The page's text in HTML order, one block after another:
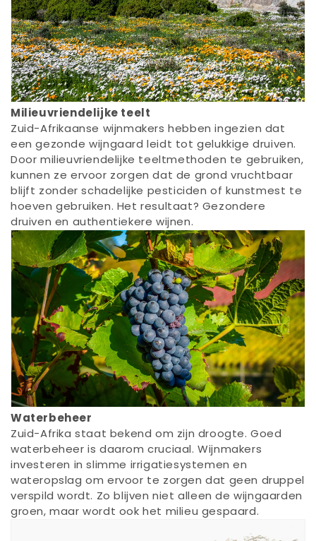
Milieuvriendelijke teelt
Zuid-Afrikaanse wijnmakers hebben ingezien dat
een gezonde wijngaard leidt tot gelukkige druiven.
Door milieuvriendelijke teeltmethoden te gebruiken,
kunnen ze ervoor zorgen dat de grond vruchtbaar
blijft zonder schadelijke pesticiden of kunstmest te
hoeven gebruiken. Het resultaat? Gezondere
druiven en authentiekere wijnen.
Waterbeheer
Zuid-Afrika staat bekend om zijn droogte. Goed
waterbeheer is daarom cruciaal. Wijnmakers
investeren in slimme irrigatiesystemen en
wateropslag om ervoor te zorgen dat geen druppel
verspild wordt. Zo blijven niet alleen de wijngaarden
groen, maar wordt ook het milieu gespaard.